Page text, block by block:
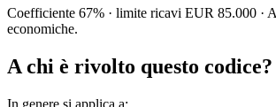
Coefficiente 67% · limite ricavi EUR 85.000 ·
economiche.
A chi è rivolto questo codice?
In genere si applica a: